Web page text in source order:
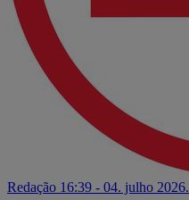
Redação 16:39 - 04. julho 2026.